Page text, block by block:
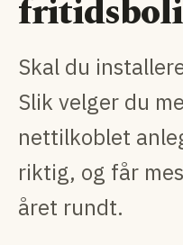
Skal du
Slik velger du
nettilkoblet
riktig, og får
året rundt.